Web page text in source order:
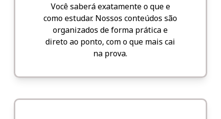
Você saberá exatamente o que e
como estudar. Nossos conteúdos são
organizados de forma prática e
direto ao ponto, com o que mais cai
na prova.